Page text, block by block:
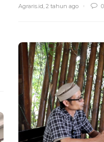
Agraris.id, 2 tahun ago 0